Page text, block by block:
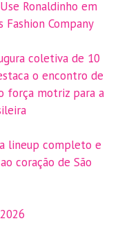
Ronaldinho em
Company
coletiva de 10
o encontro de
força motriz para a
lineup completo e
coração de São